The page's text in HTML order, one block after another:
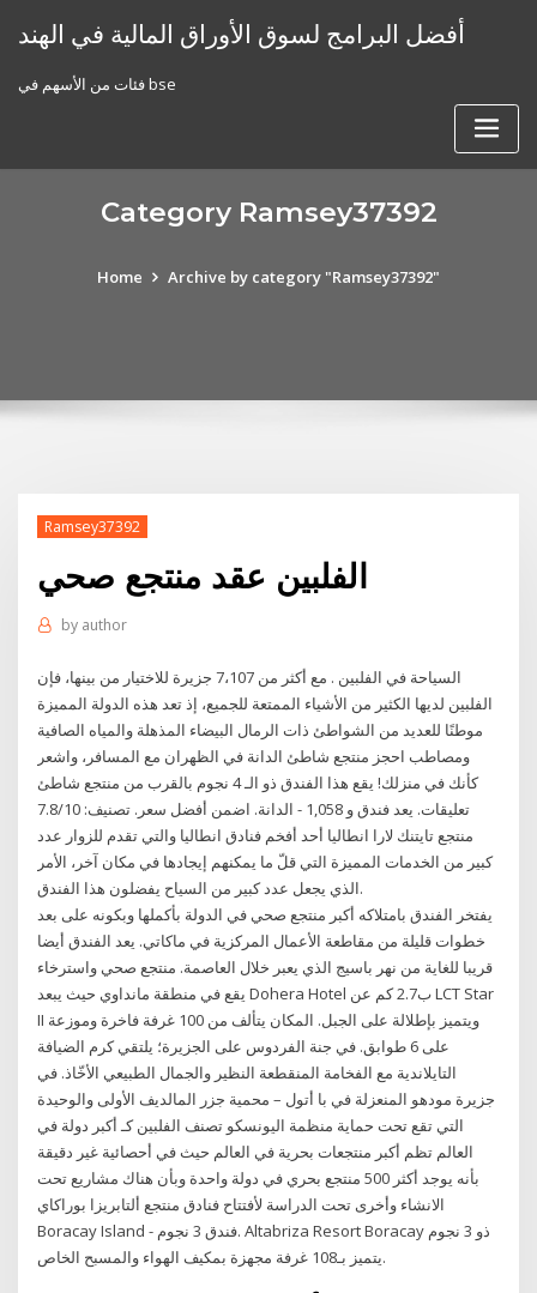
أفضل البرامج لسوق الأوراق المالية في الهند
فئات من الأسهم في bse
Category Ramsey37392
Home Archive by category "Ramsey37392"
Ramsey37392
الفلبين عقد منتجع صحي
by author
السياحة في الفلبين . مع أكثر من 7،107 جزيرة للاختيار من بينها، فإن
الفلبين لديها الكثير من الأشياء الممتعة للجميع، إذ تعد هذه الدولة المميزة
موطنًا للعديد من الشواطئ ذات الرمال البيضاء المذهلة والمياه الصافية
ومصاطب احجز منتجع شاطئ الدانة في الظهران مع المسافر، واشعر
كأنك في منزلك! يقع هذا الفندق ذو الـ 4 نجوم بالقرب من منتجع شاطئ
الدانة. اضمن أفضل سعر. تصنيف: 7.8/10 - ‎1,058 تعليقات. يعد فندق و
منتجع تايتنك لارا انطاليا أحد أفخم فنادق انطاليا والتي تقدم للزوار عدد
كبير من الخدمات المميزة التي قلّ ما يمكنهم إيجادها في مكان آخر، الأمر
الذي يجعل عدد كبير من السياح يفضلون هذا الفندق.
يفتخر الفندق بامتلاكه أكبر منتجع صحي في الدولة بأكملها وبكونه على بعد
خطوات قليلة من مقاطعة الأعمال المركزية في ماكاتي. يعد الفندق أيضا
قريبا للغاية من نهر باسيج الذي يعبر خلال العاصمة. منتجع صحي واسترخاء
يقع في منطقة مانداوي حيث يبعد Dohera Hotel ب2.7 كم عن LCT Star
II ويتميز بإطلالة على الجبل. المكان يتألف من 100 غرفة فاخرة وموزعة
على 6 طوابق. في جنة الفردوس على الجزيرة؛ يلتقي كرم الضيافة
التايلاندية مع الفخامة المنقطعة النظير والجمال الطبيعي الأخّاذ. في
جزيرة مودهو المنعزلة في با أتول – محمية جزر المالديف الأولى والوحيدة
التي تقع تحت حماية منظمة اليونسكو تصنف الفلبين كـ أكبر دولة في
العالم تظم أكبر منتجعات بحرية في العالم حيث في أحصائية غير دقيقة
بأنه يوجد أكثر 500 منتجع بحري في دولة واحدة وبأن هناك مشاريع تحت
الانشاء وأخرى تحت الدراسة لأفتتاح فنادق منتجع ألتابريزا بوراكاي
Boracay Island - فندق 3 نجوم. Altabriza Resort Boracay ذو 3 نجوم
يتميز بـ108 غرفة مجهزة بمكيف الهواء والمسبح الخاص.